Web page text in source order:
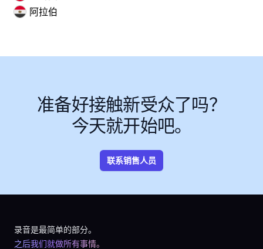
阿拉伯
准备好接触新受众了吗？
今天就开始吧。
联系销售人员
录音是最简单的部分。
之后我们就做所有事情。